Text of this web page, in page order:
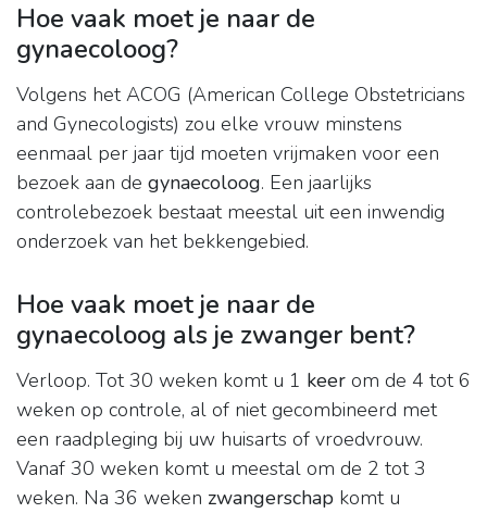
Hoe vaak moet je naar de
gynaecoloog?
Volgens het ACOG (American College Obstetricians
and Gynecologists) zou elke vrouw minstens
eenmaal per jaar tijd moeten vrijmaken voor een
bezoek aan de gynaecoloog. Een jaarlijks
controlebezoek bestaat meestal uit een inwendig
onderzoek van het bekkengebied.
Hoe vaak moet je naar de
gynaecoloog als je zwanger bent?
Verloop. Tot 30 weken komt u 1 keer om de 4 tot 6
weken op controle, al of niet gecombineerd met
een raadpleging bij uw huisarts of vroedvrouw.
Vanaf 30 weken komt u meestal om de 2 tot 3
weken. Na 36 weken zwangerschap komt u